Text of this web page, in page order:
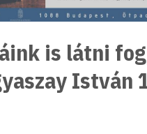
is látni
István